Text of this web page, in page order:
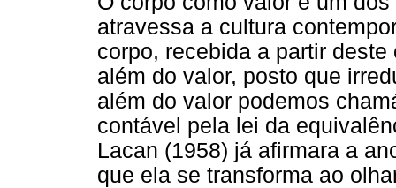
atravessa a cultura
corpo, recebida a partir
além do valor, posto que
além do valor podemos
contável pela lei da
Lacan (1958) já afirmara a
que ela se transforma ao